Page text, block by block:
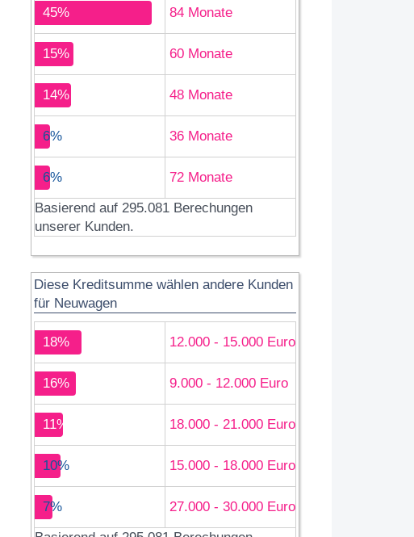
45% 84 Monate
15% 60 Monate
14% 48 Monate
6% 36 Monate
6%
72 Monate
Basierend auf 295.081 Berechungen
unserer Kunden.
Diese Kreditsumme wählen andere Kunden
für Neuwagen
18% 12.000 - 15.000 Euro
16% 9.000 - 12.000 Euro
11% 18.000 - 21.000 Euro
10% 15.000 - 18.000 Euro
7%
27.000 - 30.000 Euro